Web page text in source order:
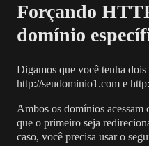
Forçando
domínio
Digamos que você tenha
http://seudominio1.com e
Ambos os domínios acessam
que o primeiro seja
caso, você precisa usar o